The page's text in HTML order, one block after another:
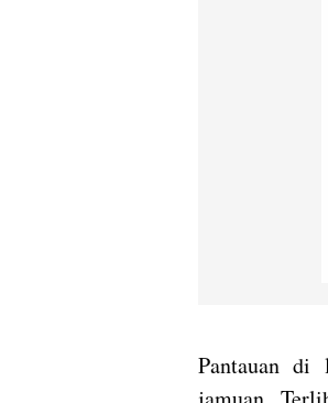
Pantauan di